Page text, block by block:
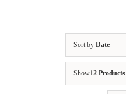
Sort by Date
Show12 Products